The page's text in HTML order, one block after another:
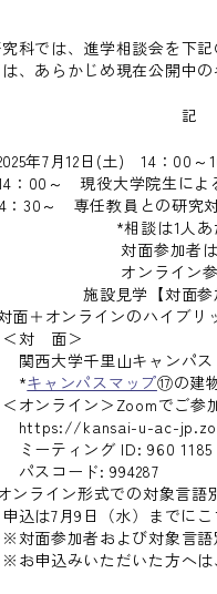
科では、進学相談会を下記
、あらかじめ現在公開中
年7月12日(土) 14：00～
：00～ 現役大学院生に
教員との研究対象言
あたり10～15
は「英語、日本語
参加者は「英語
【対面参加者
面＋オンラインのハイブリ
＞
里山キャンパス 新
キャンパスマップ⑰の建
＞Zoomでご参加く
u-ac-jp.zoom.us/j/
グ ID: 960 1185
ド: 994287
ンライン形式での対象言
（水）までにこちら
よび対象言語別個別
だいた方へは、7月10